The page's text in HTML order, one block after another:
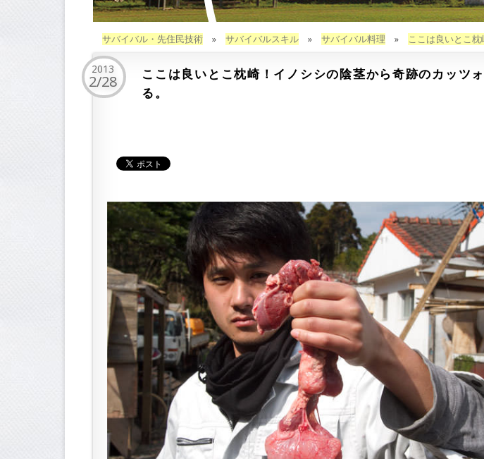
サバイバル・先住民技術» サバイバルスキル» サバイバル料理» ここは良いとこ枕
ここは良いとこ枕崎！イノシシの陰茎から奇跡のカッツ
る。
2013
2/28